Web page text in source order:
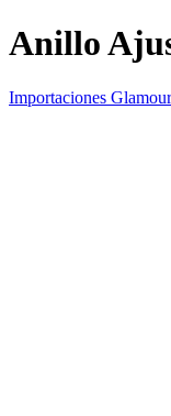
Anillo
Importaciones Glamour